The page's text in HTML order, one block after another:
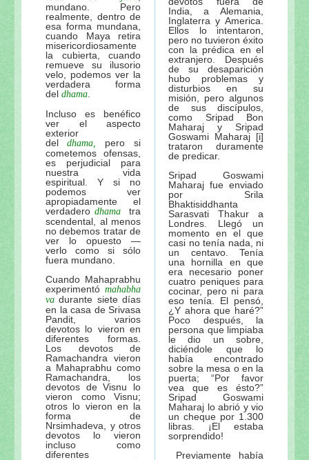
mundano. Pero
realmente, dentro de
esa forma mundana,
cuando Maya retira
misericordiosamente
la cubierta, cuando
remueve su ilusorio
velo, podemos ver la
verdadera forma
del dhama
Incluso es benéfico
ver el aspecto
exterior
del dhama, pero si
cometemos ofensas,
es perjudicial para
nuestra vida
espiritual. Y si no
podemos ver
apropiadamente el
verdadero dhama tra
scendental, al menos
no debemos tratar de
ver lo opuesto —
verlo como si sólo
fuera mundano.
Cuando Mahaprabhu
experimentó mahabha
va durante siete días
en la casa de Srivasa
Pandit, varios
devotos lo vieron en
diferentes formas.
Los devotos de
Ramachandra vieron
a Mahaprabhu como
Ramachandra, los
devotos de Visnu lo
vieron como Visnu;
otros lo vieron en la
forma de
Nrsimhadeva, y otros
devotos lo vieron
incluso como
diferentes
India, a Alemania,
Inglaterra y America.
Ellos lo intentaron,
pero no tuvieron éxito
con la prédica en el
extranjero. Después
de su desaparición
hubo problemas y
disturbios en su
misión, pero algunos
de sus discípulos,
como Sripad Bon
Maharaj y Sripad
Goswami Maharaj [i]
trataron duramente
de predicar.
Sripad Goswami
Maharaj fue enviado
por Srila
Bhaktisiddhanta
Sarasvati Thakur a
Londres. Llegó un
momento en el que
casi no tenía nada, ni
un centavo. Tenía
una hornilla en que
era necesario poner
cuatro peniques para
cocinar, pero ni para
eso tenía. El pensó,
¿Y ahora que haré?”
Poco después, la
persona que limpiaba
le dio un sobre,
diciéndole que lo
había encontrado
sobre la mesa o en la
puerta; “Por favor
vea que es ésto?”
Sripad Goswami
Maharaj lo abrió y vio
un cheque por 1.300
libras. ¡El estaba
sorprendido!
Previamente había